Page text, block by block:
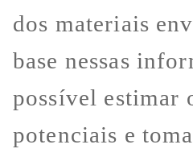
dos materiais
base nessas
possível estimar
potenciais e